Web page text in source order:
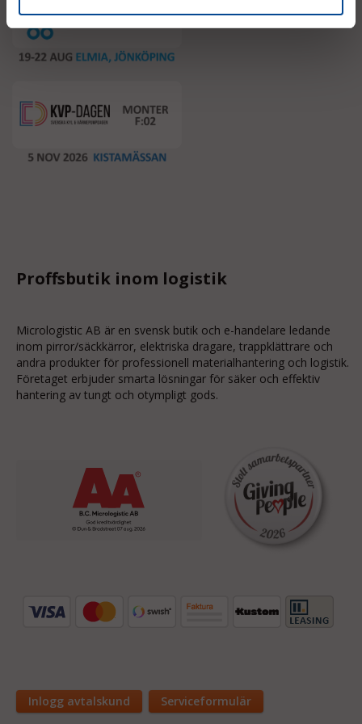
Proffsbutik inom logistik
Micrologistic AB är en svensk butik och e-handelare ledande
inom pirror/säckkärror, elektriska dragare, trappklättrare och
andra produkter för professionell materialhantering och logistik.
Företaget erbjuder smarta lösningar för säker och effektiv
hantering av tungt och otympligt gods.
Inlogg avtalskund Serviceformulär